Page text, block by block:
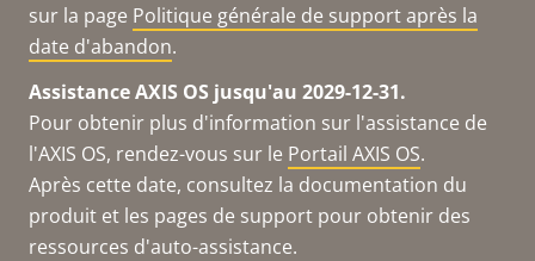
sur la page Politique générale de support après la
date d'abandon.
Assistance AXIS OS jusqu'au 2029-12-31.
Pour obtenir plus d'information sur l'assistance de
l'AXIS OS, rendez-vous sur le Portail AXIS OS.
Après cette date, consultez la documentation du
produit et les pages de support pour obtenir des
ressources d'auto-assistance.